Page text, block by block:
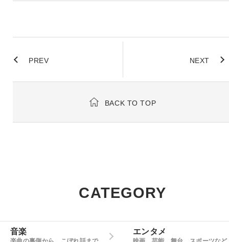
PREV NEXT
BACK TO TOP
CATEGORY
音楽 エンタメ